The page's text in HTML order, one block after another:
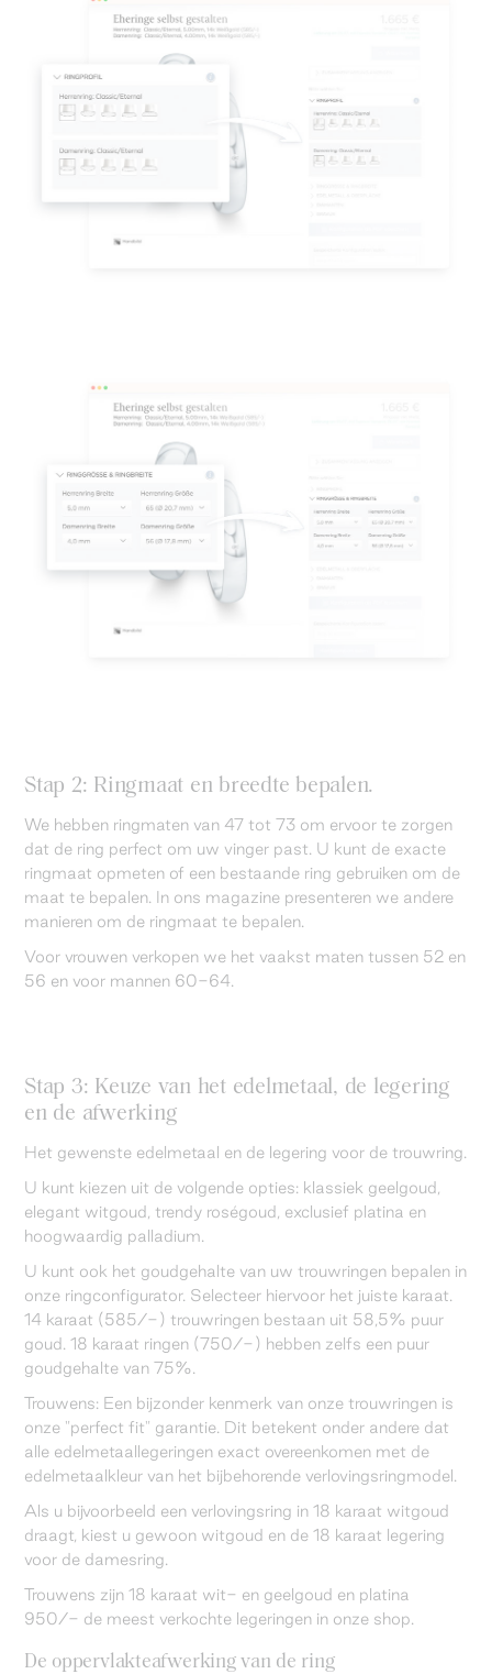
Stap 2: Ringmaat en breedte bepalen.
We hebben ringmaten van 47 tot 73 om ervoor te zorgen
dat de ring perfect om uw vinger past. U kunt de exacte
ringmaat opmeten of een bestaande ring gebruiken om de
maat te bepalen. In ons magazine presenteren we andere
manieren om de ringmaat te bepalen.
Voor vrouwen verkopen we het vaakst maten tussen 52 en
56 en voor mannen 60-64.
Stap 3: Keuze van het edelmetaal, de legering
en de afwerking
Het gewenste edelmetaal en de legering voor de trouwring.
U kunt kiezen uit de volgende opties: klassiek geelgoud,
elegant witgoud, trendy roségoud, exclusief platina en
hoogwaardig palladium.
U kunt ook het goudgehalte van uw trouwringen bepalen in
onze ringconfigurator. Selecteer hiervoor het juiste karaat.
14 karaat (585/-) trouwringen bestaan uit 58,5% puur
goud. 18 karaat ringen (750/-) hebben zelfs een puur
goudgehalte van 75%.
Trouwens: Een bijzonder kenmerk van onze trouwringen is
onze "perfect fit" garantie. Dit betekent onder andere dat
alle edelmetaallegeringen exact overeenkomen met de
edelmetaalkleur van het bijbehorende verlovingsringmodel.
Als u bijvoorbeeld een verlovingsring in 18 karaat witgoud
draagt, kiest u gewoon witgoud en de 18 karaat legering
voor de damesring.
Trouwens zijn 18 karaat wit- en geelgoud en platina
950/- de meest verkochte legeringen in onze shop.
De oppervlakteafwerking van de ring